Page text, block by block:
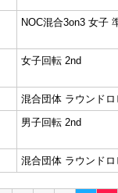
NOC混合3on3 女子
女子回転 2nd
混合団体 ラウンドロ
男子回転 2nd
混合団体 ラウンドロ